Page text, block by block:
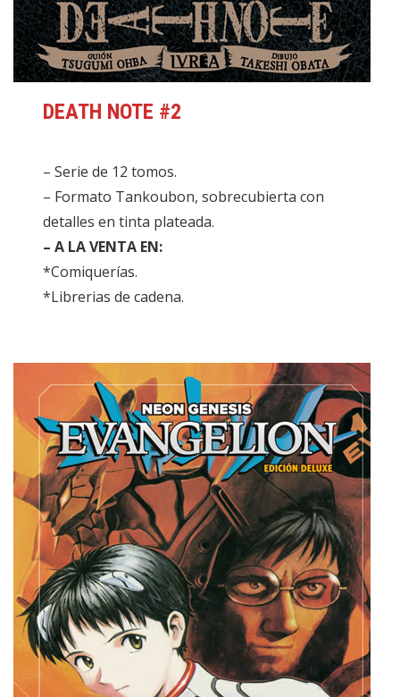
DEATH NOTE #2
– Serie de 12 tomos.
– Formato Tankoubon, sobrecubierta con
detalles en tinta plateada.
– A LA VENTA EN:
*Comiquerías.
*Librerias de cadena.